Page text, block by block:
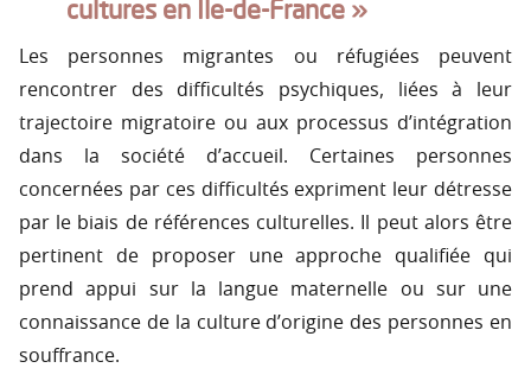
cultures en Ile-de-France »
Les personnes migrantes ou réfugiées peuvent
rencontrer des difficultés psychiques, liées à leur
trajectoire migratoire ou aux processus d’intégration
dans la société d’accueil. Certaines personnes
concernées par ces difficultés expriment leur détresse
par le biais de références culturelles. Il peut alors être
pertinent de proposer une approche qualifiée qui
prend appui sur la langue maternelle ou sur une
connaissance de la culture d’origine des personnes en
souffrance.